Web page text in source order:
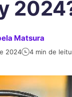
Matsura
2024 4 min de